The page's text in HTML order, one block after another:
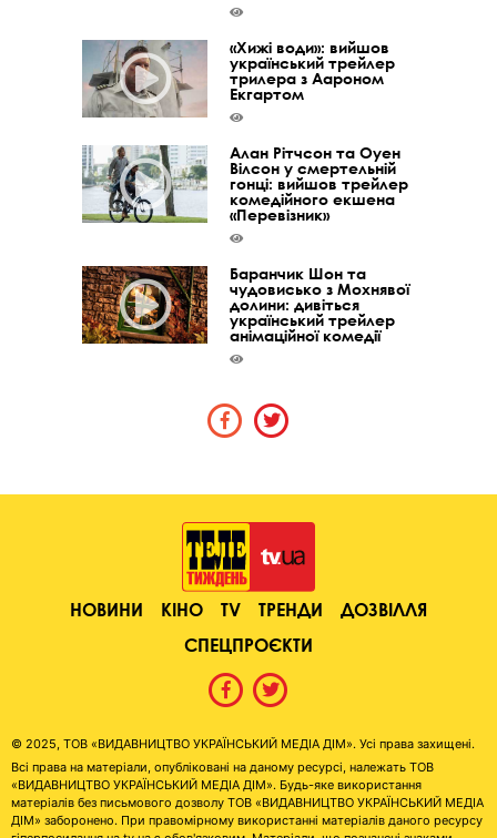
«Хижі води»: вийшов
український трейлер
трилера з Аароном
Екгартом
Алан Рітчсон та Оуен
Вілсон у смертельній
гонці: вийшов трейлер
комедійного екшена
«Перевізник»
Баранчик Шон та
чудовисько з Мохнявої
долини: дивіться
український трейлер
анімаційної комедії
НОВИНИ КІНО TV ТРЕНДИ
ДОЗВІЛЛЯ
СПЕЦПРОЄКТИ
© 2025, ТОВ «ВИДАВНИЦТВО УКРАЇНСЬКИЙ МЕДІА ДІМ». Усі права захищені.
Всі права на матеріали, опубліковані на даному ресурсі, належать ТОВ
«ВИДАВНИЦТВО УКРАЇНСЬКИЙ МЕДІА ДІМ». Будь-яке використання
матеріалів без письмового дозволу ТОВ «ВИДАВНИЦТВО УКРАЇНСЬКИЙ МЕДІА
ДІМ» заборонено. При правомірному використанні матеріалів даного ресурсу